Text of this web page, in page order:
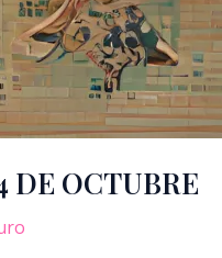
DE OCTUBRE